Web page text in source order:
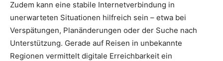
Zudem kann eine stabile Internetverbindung in
unerwarteten Situationen hilfreich sein – etwa bei
Verspätungen, Planänderungen oder der Suche nach
Unterstützung. Gerade auf Reisen in unbekannte
Regionen vermittelt digitale Erreichbarkeit ein